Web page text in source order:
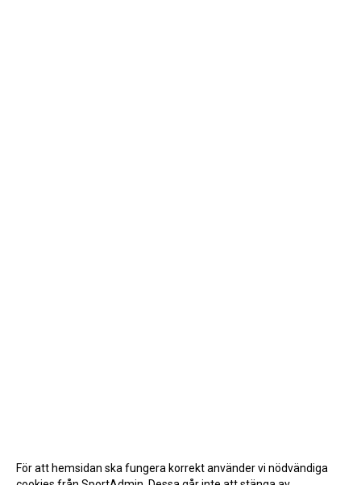
För att hemsidan ska fungera korrekt använder vi nödvändiga